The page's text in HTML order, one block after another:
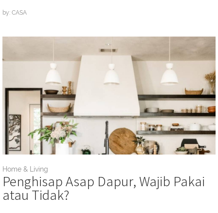
by: CASA
Home & Living
Penghisap Asap Dapur, Wajib Pakai
atau Tidak?